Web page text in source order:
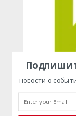
новости о